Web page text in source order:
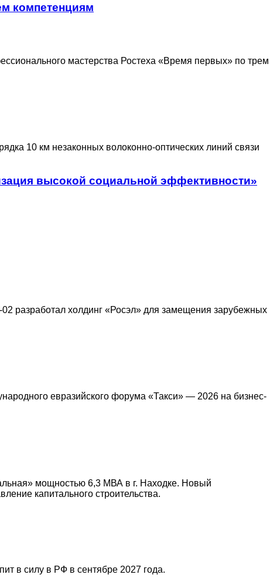
компетенциям
мастерства Ростеха «Время первых» по трем
10 км незаконных волоконно-оптических линий связи
высокой социальной эффективности»
разработал холдинг «Росэл» для замещения зарубежных
евразийского форума «Такси» — 2026 на бизнес-
мощностью 6,3 МВА в г. Находке. Новый
капитального строительства.
в силу в РФ в сентябре 2027 года.